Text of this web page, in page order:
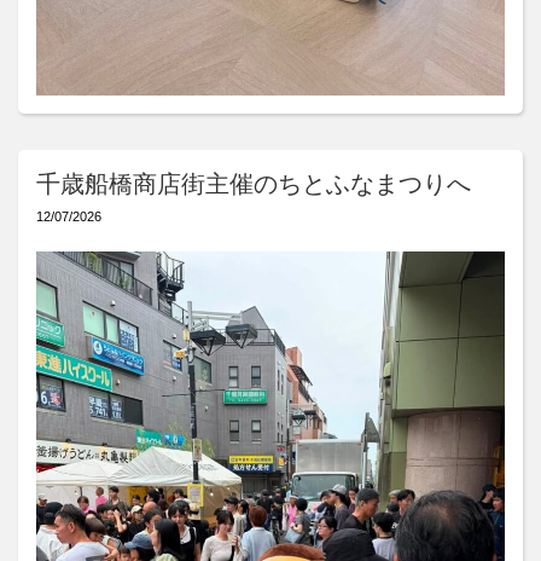
千歳船橋商店街主催のちとふなまつりへ
12/07/2026